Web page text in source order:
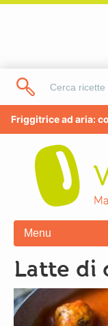
Friggitrice ad aria:
Menu
latte di